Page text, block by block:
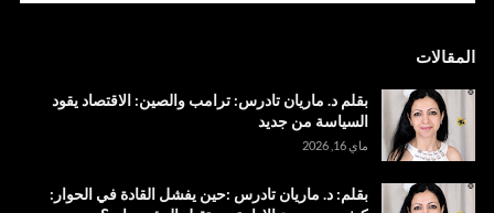
المقالات
بقلم د. ماريان تادرس: ترامب والصين: الاقتصاد يقود
السياسة من جديد
ماي 16, 2026
بقلم: د. ماريان تادرس :حين يفشل القادة في الحوار: